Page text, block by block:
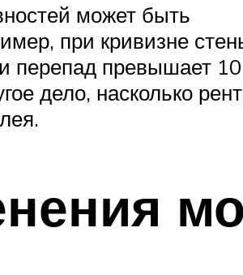
может быть
при кривизне
перепад превышает
дело, насколько